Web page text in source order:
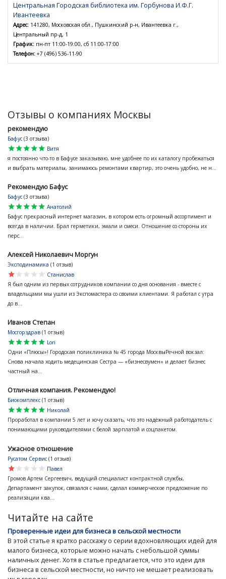
Центральная Городская библиотека им. Горбунова И.Ф.Г.
Ивантеевка
Адрес: 141280, Московская обл., Пушкинский р-н, Ивантеевка г.,
Центральный пр-д, 1
График: пн-пт 11:00-19:00, сб 11:00-17:00
Телефон: +7 (496) 536-11-90
Отзывы о компаниях Москвы
рекомендую
Бафус (3 отзыва)
star
star
star
star
star
Витя
я постоянно что-то в Бафусе заказываю, мне удобнее по их каталогу пробежаться
и выбрать материалы, занимаюсь ремонтами квартир, это очень удобно, не н...
Рекомендую Бафус
Бафус (3 отзыва)
star
star
star
star
star
Анатолий
Бафус прекрасный интернет магазин, в котором есть огромный ассортимент и
всегда в наличии. Брал герметики, эмали и смеси. Отношение со стороны их
перс...
Алексей Николаевич Моргун
Эксподинамика (1 отзыв)
star
star
star
star
star
Станислав
Я был одним из первых сотрудников компании со дня основания - вместе с
владельцами мы ушли из Экспомастера со своими клиентами. Я работал с утра
до в...
Иванов Степан
Мосгорздрав (1 отзыв)
star
star
star
star
star
Lori
Одни «Плюсы»! Городская поликлиника № 45 города МосквыРечной вокзал:
Снова начала ходить медецинская Сестра — «бизнесвумен» и делает бизнес
частный на...
Отличная компания. Рекомендую!
Биокомплекс (1 отзыв)
star
star
star
star
star
Николай
Проработал в компании 5 лет и хочу сказать, что это надёжный работодатель с
понимающими руководителями с белой зарплатой и соцпакетом.
Ужасное отношение
Русатом Сервис (1 отзыв)
star
star
star
star
star
Павел
Громов Артем Сергеевич, ведущий специалист контрактной службы,
Департамент закупок, связался с нами, сделал коммерческое предложение по
реализации ква...
Читайте на сайте
Проверенные идеи для бизнеса в сельской местности
В этой статье я кратко расскажу о серии вдохновляющих идей для
малого бизнеса, которые можно начать с небольшой суммы
наличных денег. Хотя в статье предлагается, что это идеи для
бизнеса в сельской местности, но ничто не мешает реализовать